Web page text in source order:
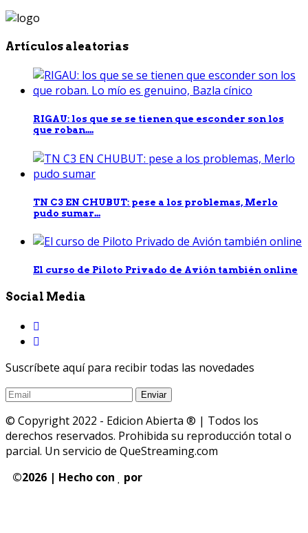
Artículos aleatorias
RIGAU: los que se se tienen que esconder son los
que roban....
TN C3 EN CHUBUT: pese a los problemas, Merlo
pudo sumar...
El curso de Piloto Privado de Avión también online
Social Media
Suscríbete aquí para recibir todas las novedades
© Copyright 2022 - Edicion Abierta ® | Todos los
derechos reservados. Prohibida su reproducción total o
parcial. Un servicio de QueStreaming.com
©2026 | Hecho con por